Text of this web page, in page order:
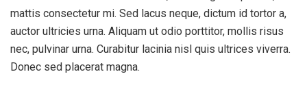
mattis consectetur mi. Sed lacus neque, dictum id tortor a,
auctor ultricies urna. Aliquam ut odio porttitor, mollis risus
nec, pulvinar urna. Curabitur lacinia nisl quis ultrices viverra.
Donec sed placerat magna.